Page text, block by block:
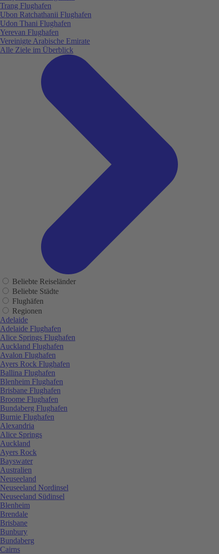
Trang Flughafen
Ubon Ratchathanii Flughafen
Udon Thani Flughafen
Yerevan Flughafen
Vereinigte Arabische Emirate
Alle Ziele im Überblick
Beliebte Reiseländer
Beliebte Städte
Flughäfen
Regionen
Adelaide
Adelaide Flughafen
Alice Springs Flughafen
Auckland Flughafen
Avalon Flughafen
Ayers Rock Flughafen
Ballina Flughafen
Blenheim Flughafen
Brisbane Flughafen
Broome Flughafen
Bundaberg Flughafen
Burnie Flughafen
Alexandria
Alice Springs
Auckland
Ayers Rock
Bayswater
Australien
Neuseeland
Neuseeland Nordinsel
Neuseeland Südinsel
Blenheim
Brendale
Brisbane
Bunbury
Bundaberg
Cairns